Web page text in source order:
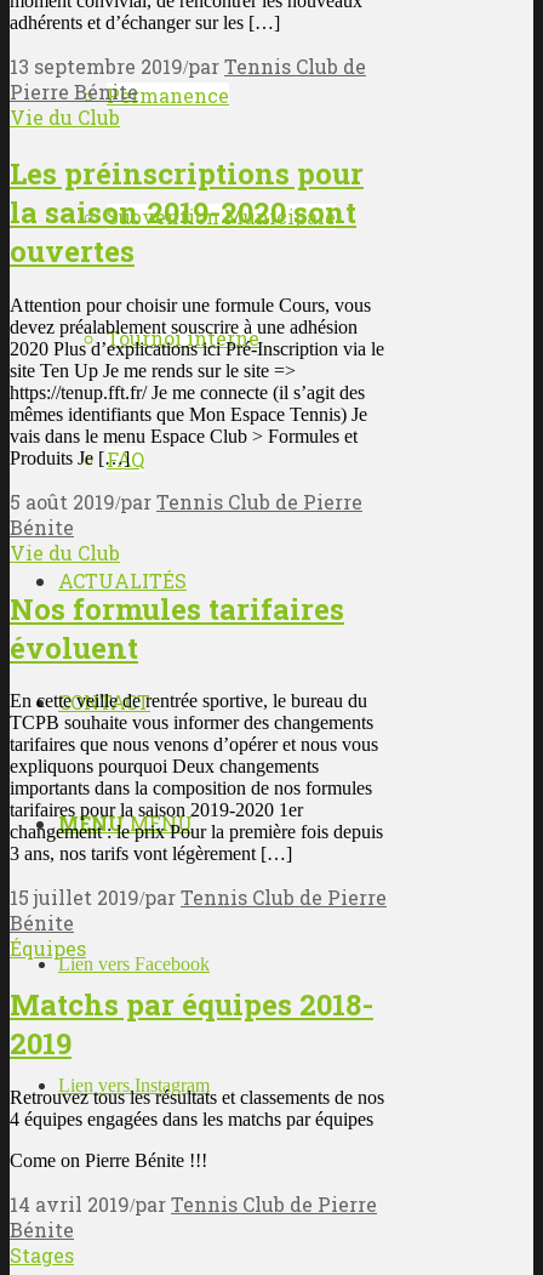
Permanence
Subvention Municipale
Tournoi interne
FAQ
ACTUALITÉS
CONTACT
MENUMENU
Lien vers Facebook
Lien vers Instagram
adhérents et d’échanger sur les […]
13 septembre 2019/parTennis Club de
Pierre Bénite
Vie du Club
Les préinscriptions pour
la saison 2019-2020 sont
ouvertes
Attention pour choisir une formule Cours, vous
devez préalablement souscrire à une adhésion
2020 Plus d’explications ici Pré-Inscription via le
site Ten Up Je me rends sur le site =>
https://tenup.fft.fr/ Je me connecte (il s’agit des
mêmes identifiants que Mon Espace Tennis) Je
vais dans le menu Espace Club > Formules et
Produits Je […]
5 août 2019/parTennis Club de Pierre
Bénite
Vie du Club
Nos formules tarifaires
évoluent
En cette veille de rentrée sportive, le bureau du
TCPB souhaite vous informer des changements
tarifaires que nous venons d’opérer et nous vous
expliquons pourquoi Deux changements
importants dans la composition de nos formules
tarifaires pour la saison 2019-2020 1er
changement : le prix Pour la première fois depuis
3 ans, nos tarifs vont légèrement […]
15 juillet 2019/parTennis Club de Pierre
Bénite
Équipes
Matchs par équipes 2018-
2019
Retrouvez tous les résultats et classements de nos
4 équipes engagées dans les matchs par équipes
Come on Pierre Bénite !!!
14 avril 2019/parTennis Club de Pierre
Bénite
Stages